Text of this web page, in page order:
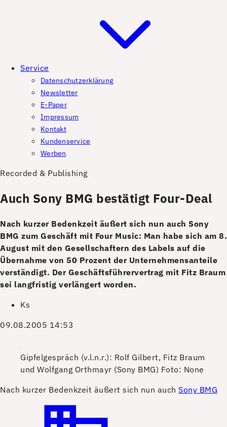
Service
Datenschutzerklärung
Newsletter
E-Paper
Impressum
Kontakt
Kundenservice
Werben
Recorded & Publishing
Auch Sony BMG bestätigt Four-Deal
Nach kurzer Bedenkzeit äußert sich nun auch Sony
BMG zum Geschäft mit Four Music: Man habe sich am 8.
August mit den Gesellschaftern des Labels auf die
Übernahme von 50 Prozent der Unternehmensanteile
verständigt. Der Geschäftsführervertrag mit Fitz Braum
sei langfristig verlängert worden.
Ks
09.08.2005 14:53
Gipfelgespräch (v.l.n.r.): Rolf Gilbert, Fitz Braum
und Wolfgang Orthmayr (Sony BMG) Foto: None
Nach kurzer Bedenkzeit äußert sich nun auch Sony BMG